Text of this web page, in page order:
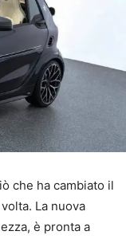
che ha cambiato il
La nuova
è pronta a